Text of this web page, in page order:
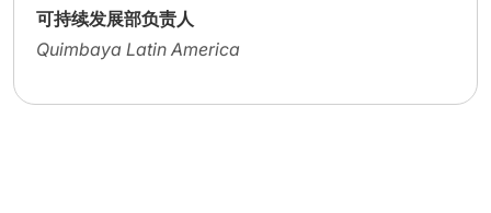
可持续发展部负责人
Quimbaya Latin America